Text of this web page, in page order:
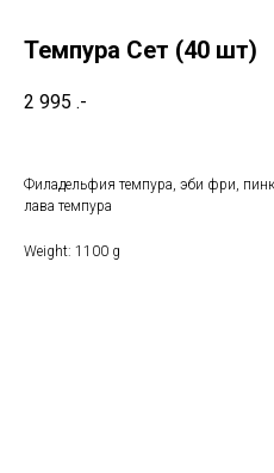
Темпура Сет (40 шт)
2 995 .-
Филадельфия темпура, эби фри, пинк
лава темпура
Weight: 1100 g